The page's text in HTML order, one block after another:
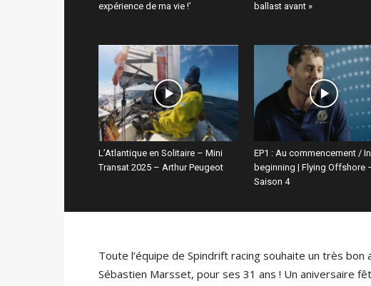
expérience de ma vie !’
ballast avant »
L’Atlantique en Solitaire – Mini
Transat 2025 – Arthur Peugeot
EP1 : Au commencement /
beginning | Flying Offshore
Saison 4
Toute l’équipe de Spindrift racing souhaite un très
Sébastien Marsset, pour ses 31 ans ! Un aniversaire